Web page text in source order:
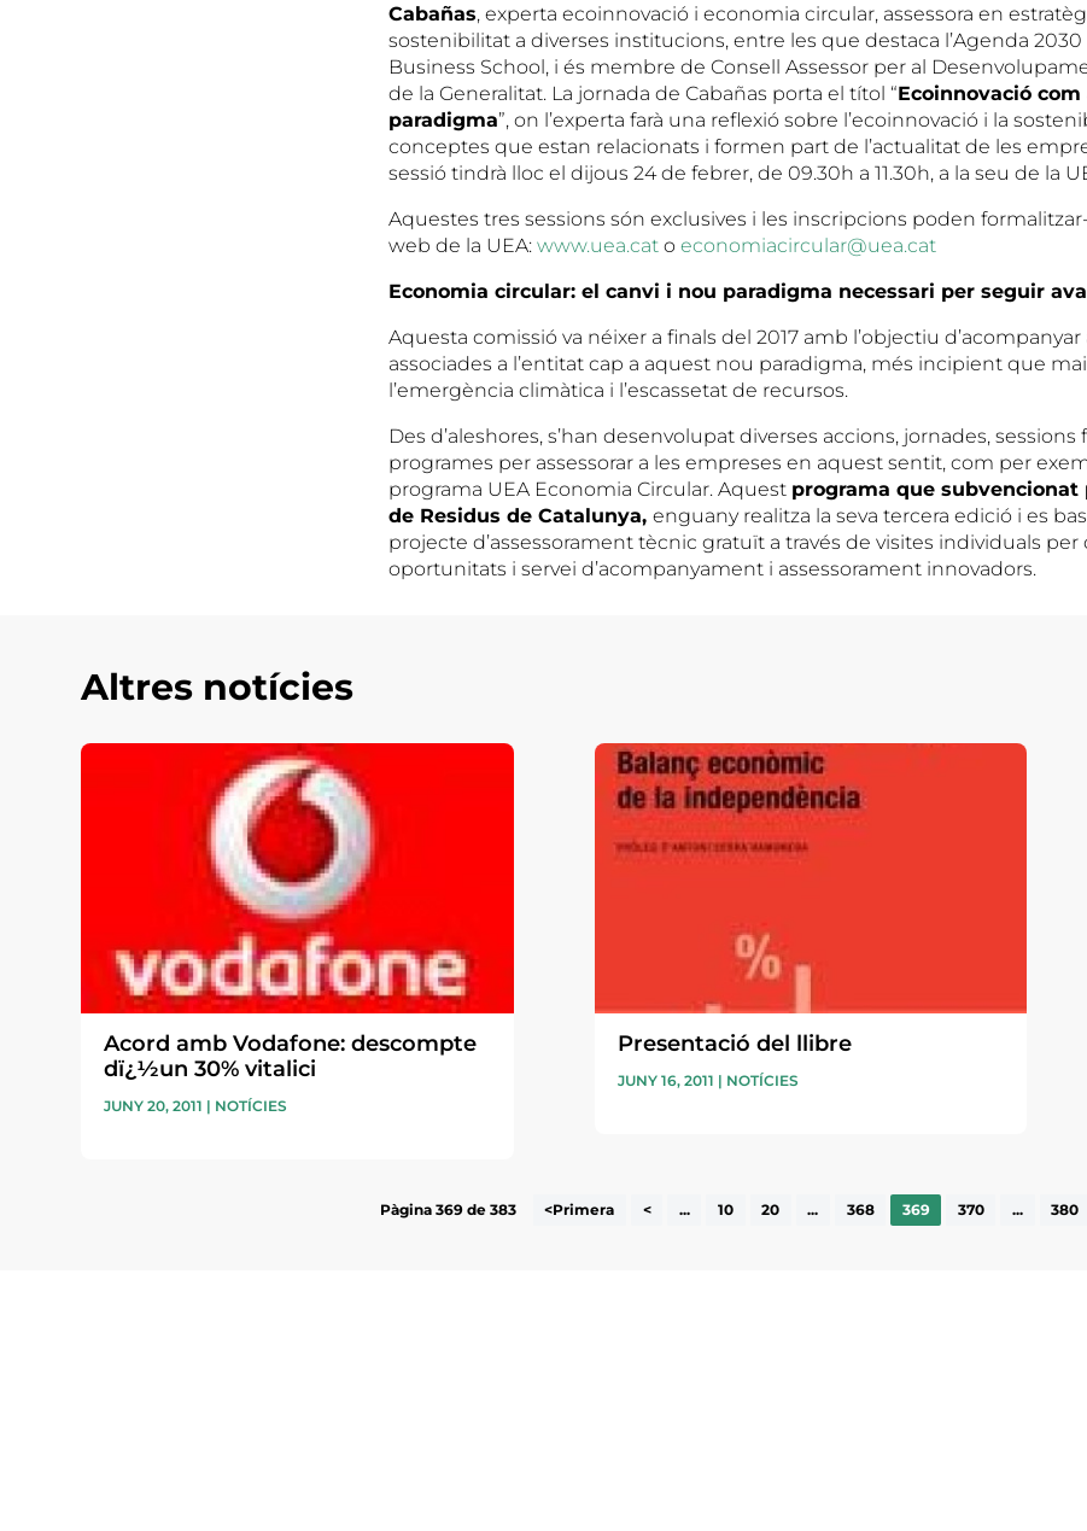
Cabañas, experta ecoinnovació i economia circular, assessora en
sostenibilitat a diverses institucions, entre les que destaca l’Agenda 2030
Business School, i és membre de Consell Assessor per al
de la Generalitat. La jornada de Cabañas porta el títol “Ecoinnovació com
paradigma”, on l’experta farà una reflexió sobre l’ecoinnovació i la
conceptes que estan relacionats i formen part de l’actualitat de les
sessió tindrà lloc el dijous 24 de febrer, de 09.30h a 11.30h, a la seu de la
Aquestes tres sessions són exclusives i les inscripcions poden
web de la UEA: www.uea.cat o economiacircular@uea.cat
Economia circular: el canvi i nou paradigma necessari per seguir
Aquesta comissió va néixer a finals del 2017 amb l’objectiu
associades a l’entitat cap a aquest nou paradigma, més incipient que
l’emergència climàtica i l’escassetat de recursos.
Des d’aleshores, s’han desenvolupat diverses accions, jornades, sessions
programes per assessorar a les empreses en aquest sentit, com per
programa UEA Economia Circular. Aquest programa que subvencionat
de Residus de Catalunya, enguany realitza la seva tercera edició i es
projecte d’assessorament tècnic gratuït a través de visites individuals
oportunitats i servei d’acompanyament i assessorament innovadors.
Altres notícies
Acord amb Vodafone: descompte
dï¿½un 30% vitalici
JUNY 20, 2011 | NOTÍCIES
Presentació del llibre
JUNY 16, 2011 | NOTÍCIES
Pàgina 369 de 383 <Primera < ... 10 20 ... 368 369 370 ... 380